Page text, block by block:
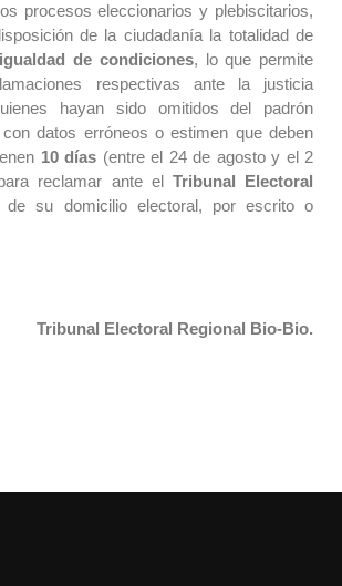
procesos eleccionarios y plebiscitarios,
de la ciudadanía la totalidad de
igualdad de condiciones, lo que permite
respectivas ante la justicia
hayan sido omitidos del padrón
datos erróneos o estimen que deben
10 días (entre el 24 de agosto y el 2
reclamar ante el Tribunal Electoral
de su domicilio electoral, por escrito o
Tribunal Electoral Regional Bio-Bio.